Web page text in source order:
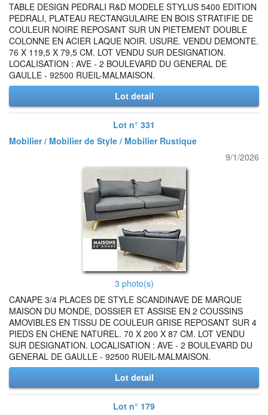
TABLE DESIGN PEDRALI R&D MODELE STYLUS 5400 EDITION
PEDRALI, PLATEAU RECTANGULAIRE EN BOIS STRATIFIE DE
COULEUR NOIRE REPOSANT SUR UN PIETEMENT DOUBLE
COLONNE EN ACIER LAQUE NOIR. USURE. VENDU DEMONTE.
76 X 119,5 X 79,5 CM. LOT VENDU SUR DESIGNATION.
LOCALISATION : AVE - 2 BOULEVARD DU GENERAL DE
GAULLE - 92500 RUEIL-MALMAISON.
Lot detail
Lot n° 331
Mobilier / Mobilier de Style / Mobilier Rustique
9/1/2026
3 photo(s)
CANAPE 3/4 PLACES DE STYLE SCANDINAVE DE MARQUE
MAISON DU MONDE, DOSSIER ET ASSISE EN 2 COUSSINS
AMOVIBLES EN TISSU DE COULEUR GRISE REPOSANT SUR 4
PIEDS EN CHENE NATUREL. 70 X 200 X 87 CM. LOT VENDU
SUR DESIGNATION. LOCALISATION : AVE - 2 BOULEVARD DU
GENERAL DE GAULLE - 92500 RUEIL-MALMAISON.
Lot detail
Lot n° 179